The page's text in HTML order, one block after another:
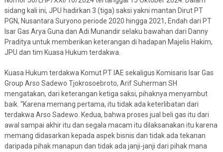
sidang kali ini, JPU hadirkan 3 (tiga) saksi yakni mantan Dirut PT
PGN, Nusantara Suryono periode 2020 hingga 2021, Endah dari PT
Isar Gas Arya Guna dan Adi Munandir selaku bawahan dari Danny
Praditya untuk memberikan keterangan di hadapan Majelis Hakim,
JPU dan tim Kuasa Hukum terdakwa.
Kuasa Hukum terdakwa Komut PT IAE sekaligus Komisaris Isar Gas
Group Arso Sadewo Tjokrosoebroto, Arif Suherman SH
mengatakan, dari keterangan ketiga saksi, pihaknya menyambut
baik. “Karena memang pertama, itu tidak ada keterlibatan dari
terdakwa Arso Sadewo. Kedua, bahwa proses jual beli gas itu dari
awal sampai akhir itu dan segala macam itu dilaksanakan itu karena
memang didasarkan kepada aspek bisnis dan tidak ada tekanan
daripada pihak manapun dan tidak ada janji-janji dari pihak mana